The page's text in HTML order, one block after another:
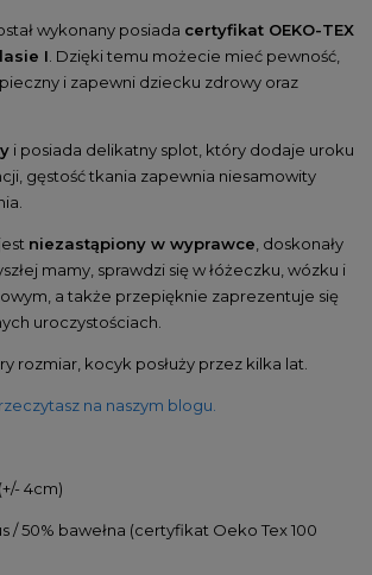
wykonany posiada certyfikat OEKO-TEX
I. Dzięki temu możecie mieć pewność,
i zapewni dziecku zdrowy oraz
i posiada delikatny splot, który dodaje uroku
gęstość tkania zapewnia niesamowity
niezastąpiony w wyprawce, doskonały
mamy, sprawdzi się w łóżeczku, wózku i
a także przepięknie zaprezentuje się
uroczystościach.
rozmiar, kocyk posłuży przez kilka lat.
na naszym blogu.
4cm)
/ 50% bawełna (certyfikat Oeko Tex 100